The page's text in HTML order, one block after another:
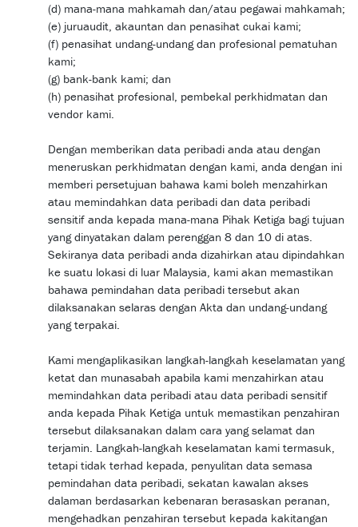
(d) mana-mana mahkamah dan/atau pegawai mahkamah;
(e) juruaudit, akauntan dan penasihat cukai kami;
(f) penasihat undang-undang dan profesional pematuhan
kami;
(g) bank-bank kami; dan
(h) penasihat profesional, pembekal perkhidmatan dan
vendor kami.
Dengan memberikan data peribadi anda atau dengan
meneruskan perkhidmatan dengan kami, anda dengan ini
memberi persetujuan bahawa kami boleh menzahirkan
atau memindahkan data peribadi dan data peribadi
sensitif anda kepada mana-mana Pihak Ketiga bagi tujuan
yang dinyatakan dalam perenggan 8 dan 10 di atas.
Sekiranya data peribadi anda dizahirkan atau dipindahkan
ke suatu lokasi di luar Malaysia, kami akan memastikan
bahawa pemindahan data peribadi tersebut akan
dilaksanakan selaras dengan Akta dan undang-undang
yang terpakai.
Kami mengaplikasikan langkah-langkah keselamatan yang
ketat dan munasabah apabila kami menzahirkan atau
memindahkan data peribadi atau data peribadi sensitif
anda kepada Pihak Ketiga untuk memastikan penzahiran
tersebut dilaksanakan dalam cara yang selamat dan
terjamin. Langkah-langkah keselamatan kami termasuk,
tetapi tidak terhad kepada, penyulitan data semasa
pemindahan data peribadi, sekatan kawalan akses
dalaman berdasarkan kebenaran berasaskan peranan,
mengehadkan penzahiran tersebut kepada kakitangan